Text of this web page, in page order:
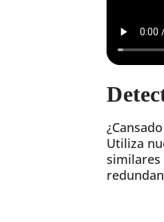
Utiliza
similares